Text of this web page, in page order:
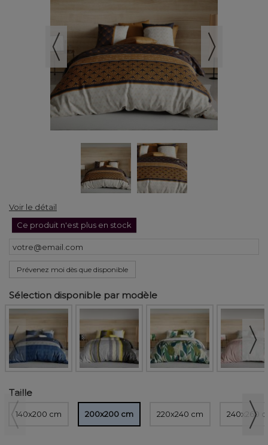
Voir le détail
Ce produit n'est plus en stock
Prévenez moi dès que disponible
Sélection disponible par modèle
Taille
140x200 cm 200x200 cm 220x240 cm 240x260